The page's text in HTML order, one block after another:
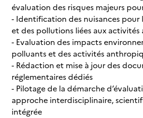
évaluation des risques majeurs
- Identification des nuisances pour
et des pollutions liées aux
- Evaluation des impacts
polluants et des activités
- Rédaction et mise à jour des
réglementaires dédiés
- Pilotage de la démarche
approche interdisciplinaire,
intégrée